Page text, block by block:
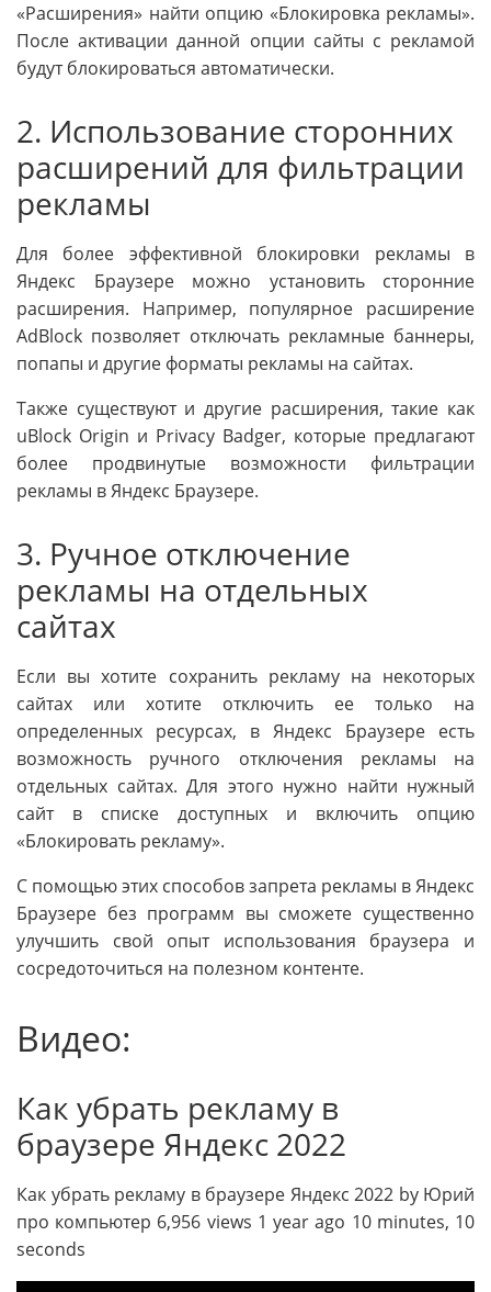
«Расширения» найти опцию «Блокировка рекламы».
После активации данной опции сайты с рекламой
будут блокироваться автоматически.
2. Использование сторонних
расширений для фильтрации
рекламы
Для более эффективной блокировки рекламы в
Яндекс Браузере можно установить сторонние
расширения. Например, популярное расширение
AdBlock позволяет отключать рекламные баннеры,
попапы и другие форматы рекламы на сайтах.
Также существуют и другие расширения, такие как
uBlock Origin и Privacy Badger, которые предлагают
более продвинутые возможности фильтрации
рекламы в Яндекс Браузере.
3. Ручное отключение
рекламы на отдельных
сайтах
Если вы хотите сохранить рекламу на некоторых
сайтах или хотите отключить ее только на
определенных ресурсах, в Яндекс Браузере есть
возможность ручного отключения рекламы на
отдельных сайтах. Для этого нужно найти нужный
сайт в списке доступных и включить опцию
«Блокировать рекламу».
С помощью этих способов запрета рекламы в Яндекс
Браузере без программ вы сможете существенно
улучшить свой опыт использования браузера и
сосредоточиться на полезном контенте.
Видео:
Как убрать рекламу в
браузере Яндекс 2022
Как убрать рекламу в браузере Яндекс 2022 by Юрий
про компьютер 6,956 views 1 year ago 10 minutes, 10
seconds